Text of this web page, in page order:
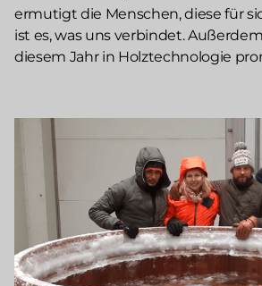
ermutigt die Menschen, diese für
ist es, was uns verbindet.
diesem Jahr in Holztechnologie